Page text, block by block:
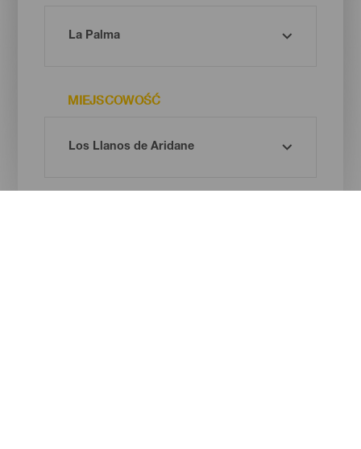
MIEJSCOWOŚĆ